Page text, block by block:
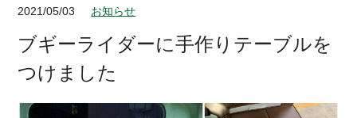
2021/05/03 お知らせ
ブギーライダーに手作りテーブルを
つけました